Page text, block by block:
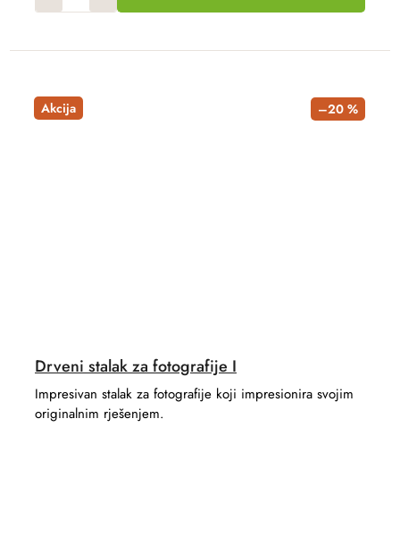
Akcija –20 %
Drveni stalak za fotografije I
Impresivan stalak za fotografije koji impresionira svojim
originalnim rješenjem.